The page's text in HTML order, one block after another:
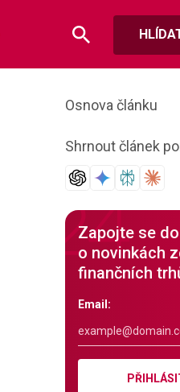
Osnova článku
Shrnout článek
Zapojte se
o novinkách
finančních
Email: